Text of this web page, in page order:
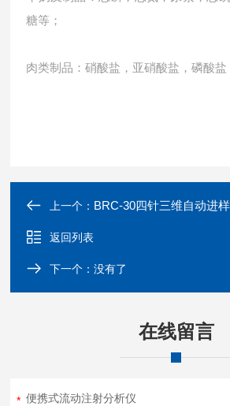
糖等；
肉类制品：硝酸盐，亚硝酸盐，磷酸盐
上一个： BRC-30四针三维自动进
返回列表
下一个：没有了
在线留言